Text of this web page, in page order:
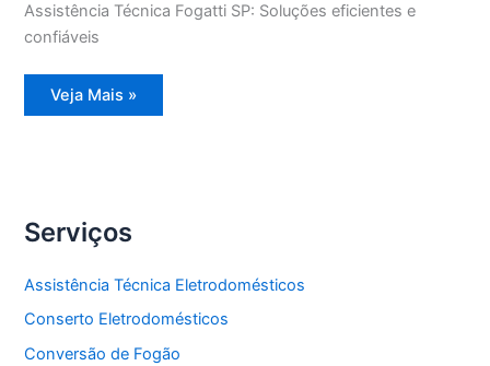
Assistência Técnica Fogatti SP: Soluções eficientes e
confiáveis
Assistência
Técnica
Veja Mais »
Serviços
Assistência Técnica Eletrodomésticos
Conserto Eletrodomésticos
Conversão de Fogão